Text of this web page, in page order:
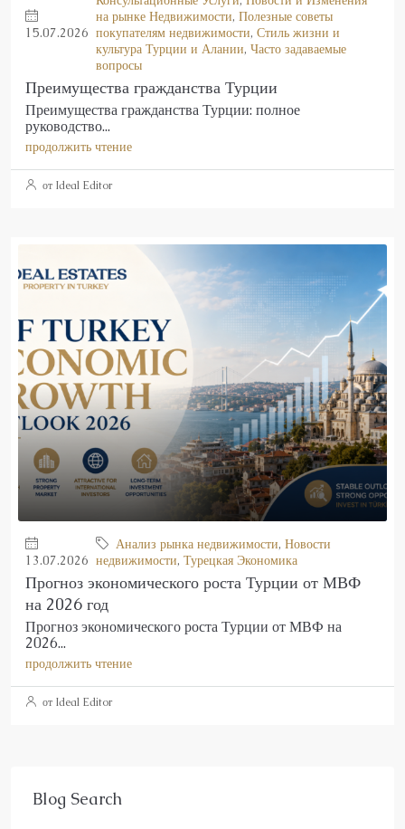
15.07.2026
на рынке Недвижимости, Полезные советы
покупателям недвижимости, Стиль жизни и
культура Турции и Алании, Часто задаваемые
вопросы
Преимущества гражданства Турции
Преимущества гражданства Турции: полное
руководство...
продолжить чтение
от Ideal Editor
13.07.2026
Анализ рынка недвижимости, Новости
недвижимости, Турецкая Экономика
Прогноз экономического роста Турции от МВФ
на 2026 год
Прогноз экономического роста Турции от МВФ на
2026...
продолжить чтение
от Ideal Editor
Blog Search